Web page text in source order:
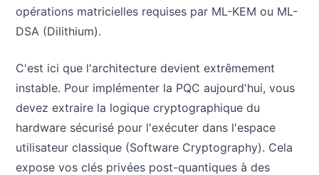
opérations matricielles requises par ML-KEM ou ML-
DSA (Dilithium).
C'est ici que l'architecture devient extrêmement
instable. Pour implémenter la PQC aujourd'hui, vous
devez extraire la logique cryptographique du
hardware sécurisé pour l'exécuter dans l'espace
utilisateur classique (Software Cryptography). Cela
expose vos clés privées post-quantiques à des